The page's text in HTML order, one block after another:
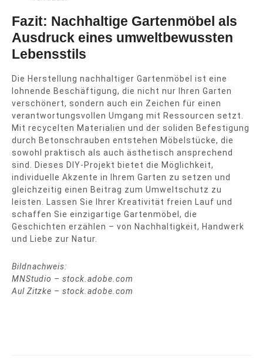
Fazit: Nachhaltige Gartenmöbel als
Ausdruck eines umweltbewussten
Lebensstils
Die Herstellung nachhaltiger Gartenmöbel ist eine
lohnende Beschäftigung, die nicht nur Ihren Garten
verschönert, sondern auch ein Zeichen für einen
verantwortungsvollen Umgang mit Ressourcen setzt.
Mit recycelten Materialien und der soliden Befestigung
durch Betonschrauben entstehen Möbelstücke, die
sowohl praktisch als auch ästhetisch ansprechend
sind. Dieses DIY-Projekt bietet die Möglichkeit,
individuelle Akzente in Ihrem Garten zu setzen und
gleichzeitig einen Beitrag zum Umweltschutz zu
leisten. Lassen Sie Ihrer Kreativität freien Lauf und
schaffen Sie einzigartige Gartenmöbel, die
Geschichten erzählen – von Nachhaltigkeit, Handwerk
und Liebe zur Natur.
Bildnachweis:
MNStudio – stock.adobe.com
Aul Zitzke – stock.adobe.com